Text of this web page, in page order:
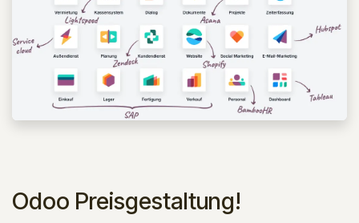
Odoo Preisgestaltung!